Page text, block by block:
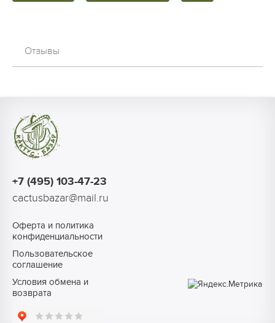
Отзывы
+7 (495) 103-47-23
cactusbazar@mail.ru
Оферта и политика
конфиденциальности
Пользовательское
соглашение
Условия обмена и
возврата